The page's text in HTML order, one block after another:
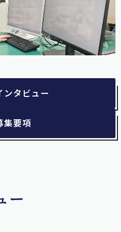
ンタビュー
集要項
ー